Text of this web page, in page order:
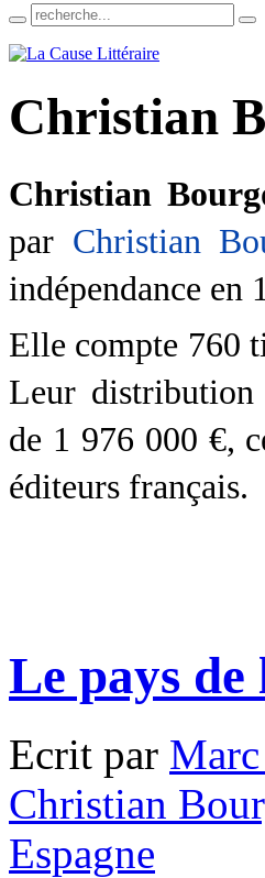
Christian
Christian
par Christian
indépendance en
Elle compte 760
Leur distribution
de 1 976 000 €,
éditeurs français.
Le pays de
Ecrit par
Christian
Espagne